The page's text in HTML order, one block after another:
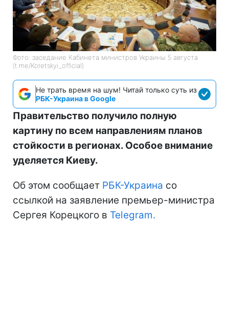
Фото: заседание Кабинета министров Украины 5 августа
(t.me/Koretskyi_official)
Не трать время на шум! Читай только суть из
РБК-Украина в Google
Правительство получило полную
картину по всем направлениям планов
стойкости в регионах. Особое внимание
уделяется Киеву.
Об этом сообщает РБК-Украина со
ссылкой на заявление премьер-министра
Сергея Корецкого в Telegram.